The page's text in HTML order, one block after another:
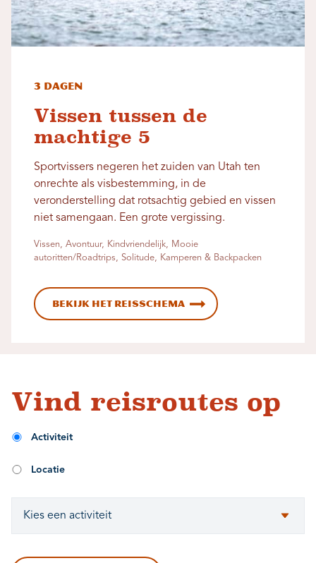
3 dagen
Vissen tussen de
machtige 5
Sportvissers negeren het zuiden van Utah ten
onrechte als visbestemming, in de
veronderstelling dat rotsachtig gebied en vissen
niet samengaan. Een grote vergissing.
Vissen, Avontuur, Kindvriendelijk, Mooie
autoritten/Roadtrips, Solitude, Kamperen & Backpacken
Bekijk het reisschema
Vind reisroutes op
Activiteit
Locatie